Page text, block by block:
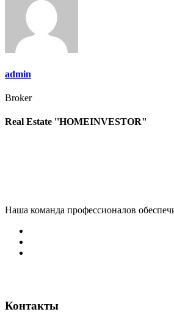
записям
admin
Broker
Real Estate ''HOMEINVESTOR"
Наша команда профессионалов
Контакты